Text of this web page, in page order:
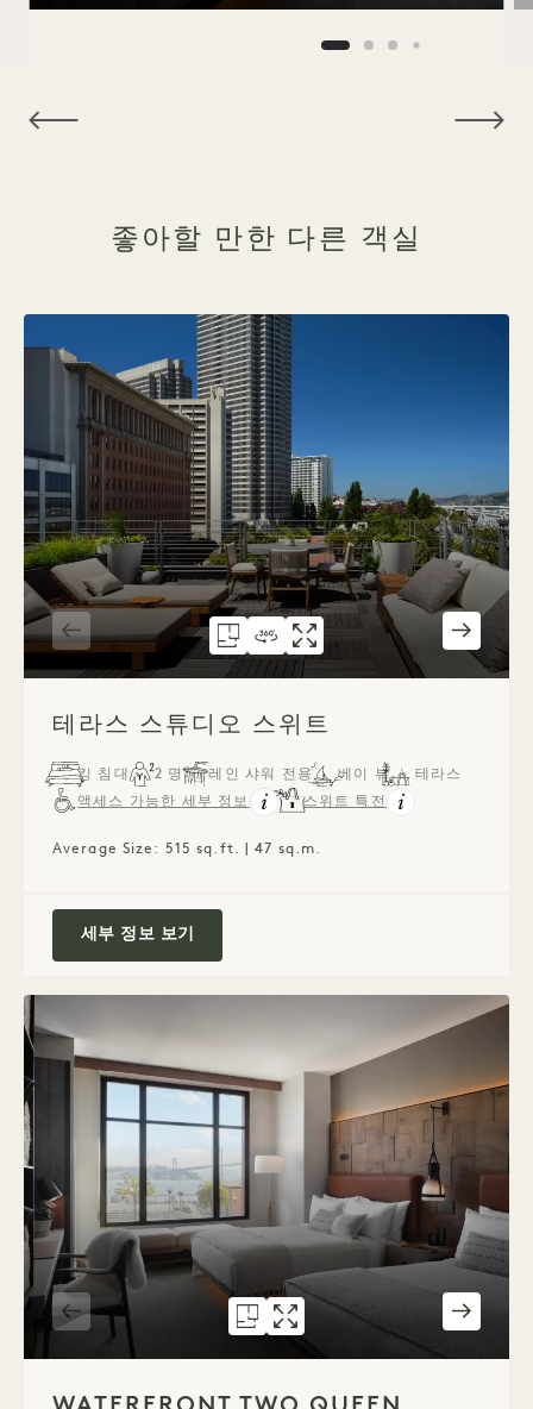
좋아할 만한 다른 객실
평면도 584 테라스 스튜디오 스위트
360도 가상 투어 584 테라스 스튜
갤러리 584테라스 스튜디오
테라스 스튜디오 스위트
킹 침대 2 명 레인 샤워 전용 베이 뷰
테라스
액세스 가능한 세부 정보
스위트 특전
Average Size: 515 sq.ft. | 47 sq.m.
세부 정보 보기
평면도 589 WATERFRONT TWO
갤러리 589 WATERFRONT